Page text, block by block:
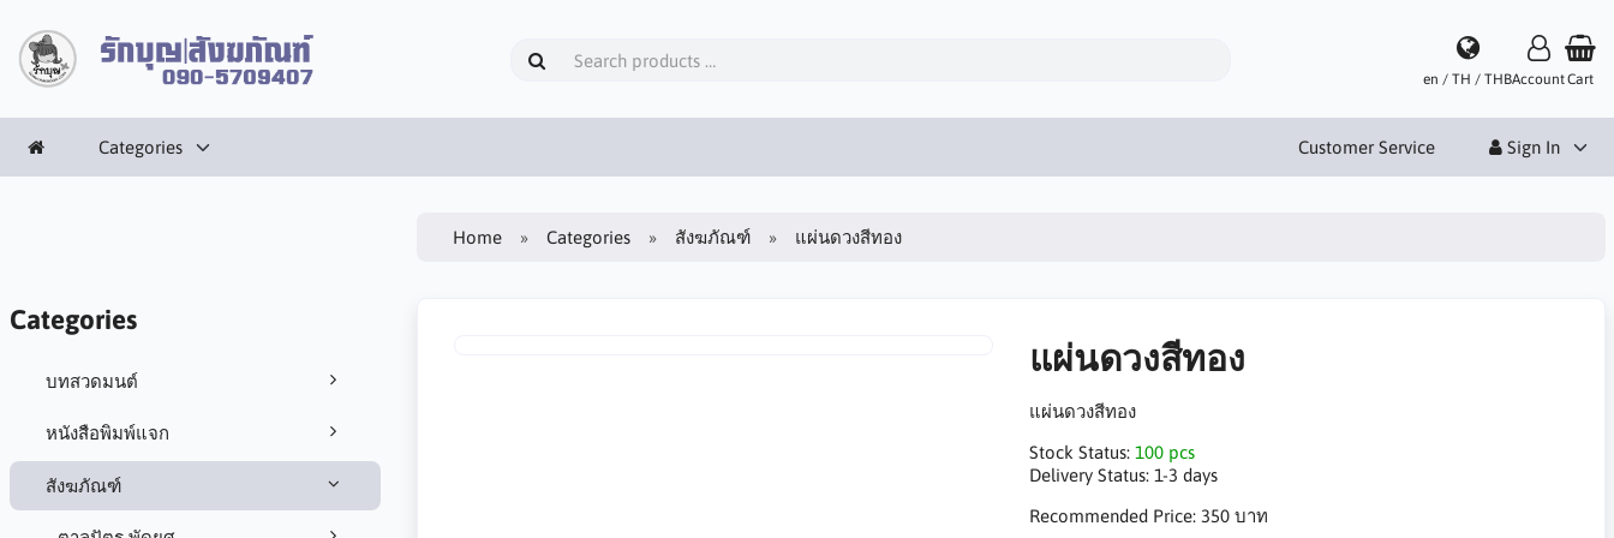
en / TH / THBAccountCart
Categories Customer Service Sign In
Categories
บทสวดมนต์
หนังสือพิมพ์แจก
สังฆภัณฑ์
Home Categories สังฆภัณฑ์ แผ่นดวงสีทอง
แผ่นดวงสีทอง
แผ่นดวงสีทอง
Stock Status: 100 pcs
Delivery Status: 1-3 days
Recommended Price: 350 บาท